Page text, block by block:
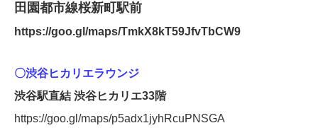
田園都市線桜新町駅前
https://goo.gl/maps/TmkX8kT59JfvTbCW9
〇渋谷ヒカリエラウンジ
渋谷駅直結 渋谷ヒカリエ33階
https://goo.gl/maps/p5adx1jyhRcuPNSGA